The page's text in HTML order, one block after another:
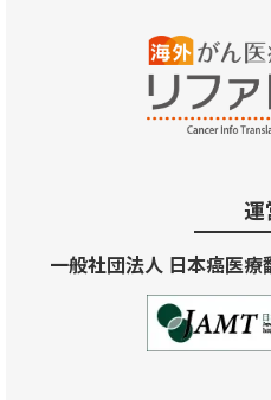
運
一般社団法人 日本癌医